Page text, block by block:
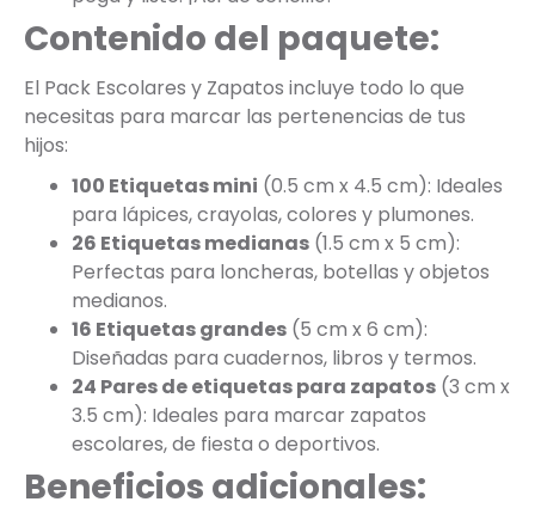
Contenido del paquete:
El Pack Escolares y Zapatos incluye todo lo que
necesitas para marcar las pertenencias de tus
hijos:
100 Etiquetas mini (0.5 cm x 4.5 cm): Ideales
para lápices, crayolas, colores y plumones.
26 Etiquetas medianas (1.5 cm x 5 cm):
Perfectas para loncheras, botellas y objetos
medianos.
16 Etiquetas grandes (5 cm x 6 cm):
Diseñadas para cuadernos, libros y termos.
24 Pares de etiquetas para zapatos (3 cm x
3.5 cm): Ideales para marcar zapatos
escolares, de fiesta o deportivos.
Beneficios adicionales: